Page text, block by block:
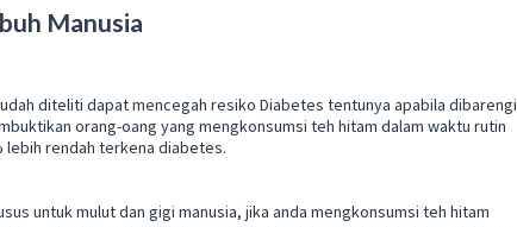
Manusia
diteliti dapat mencegah resiko Diabetes tentunya apabila dibarengi
orang-oang yang mengkonsumsi teh hitam dalam waktu rutin
lebih rendah terkena diabetes.
untuk mulut dan gigi manusia, jika anda mengkonsumsi teh hitam